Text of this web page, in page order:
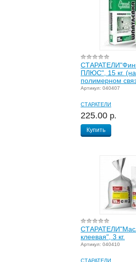
ПЛЮС", 15 кг. (на
полимерном
Артикул: 040407
СТАРАТЕЛИ
225.00 р.
Купить
клеевая", 3 кг.
Артикул: 040410
СТАРАТЕЛИ